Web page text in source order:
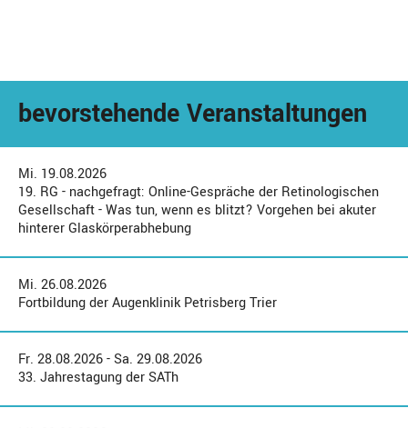
bevorstehende Veranstaltungen
Mi. 19.08.2026
19. RG - nachgefragt: Online-Gespräche der Retinologischen
Gesellschaft - Was tun, wenn es blitzt? Vorgehen bei akuter
hinterer Glaskörperabhebung
Mi. 26.08.2026
Fortbildung der Augenklinik Petrisberg Trier
Fr. 28.08.2026 - Sa. 29.08.2026
33. Jahrestagung der SATh